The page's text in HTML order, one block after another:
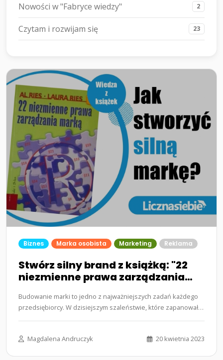
Nowości w "Fabryce wiedzy" 2
Czytam i rozwijam się 23
Biznes Marka osobista Marketing Reklama
Stwórz silny brand z książką: "22
niezmienne prawa zarządzania
Budowanie marki to jedno z najważniejszych zadań każdego
przedsiębiorcy. W dzisiejszym szaleństwie, które zapanowało
Magdalena Andruczyk 20 kwietnia 2023